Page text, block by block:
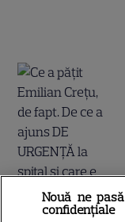
Nouă ne
confidențiale